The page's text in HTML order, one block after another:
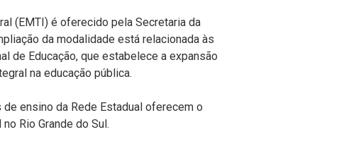
(EMTI) é oferecido pela Secretaria da
da modalidade está relacionada às
de Educação, que estabelece a expansão
na educação pública.
ensino da Rede Estadual oferecem o
Rio Grande do Sul.